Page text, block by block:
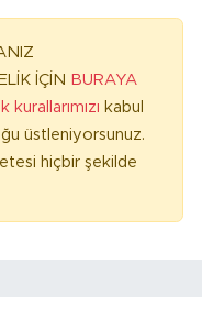
İÇİN BURAYA
kurallarımızı kabul
üstleniyorsunuz.
hiçbir şekilde